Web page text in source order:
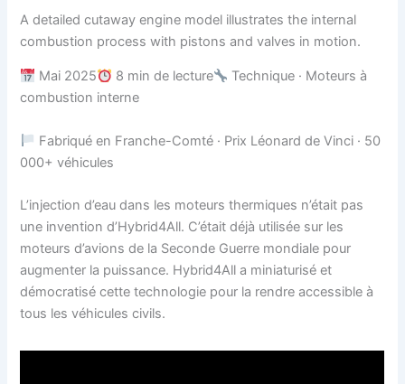
A detailed cutaway engine model illustrates the internal
combustion process with pistons and valves in motion.
Mai 2025 8 min de lecture
Technique · Moteurs à
combustion interne
Fabriqué en Franche-Comté · Prix Léonard de Vinci · 50
000+ véhicules
L’injection d’eau dans les moteurs thermiques n’était pas
une invention d’Hybrid4All. C’était déjà utilisée sur les
moteurs d’avions de la Seconde Guerre mondiale pour
augmenter la puissance. Hybrid4All a miniaturisé et
démocratisé cette technologie pour la rendre accessible à
tous les véhicules civils.